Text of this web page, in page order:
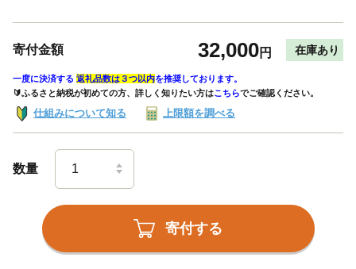
寄付金額 32,000円 在庫あり
一度に決済する 返礼品数は３つ以内を推奨しております。
🔰ふるさと納税が初めての方、詳しく知りたい方はこちらでご確認ください。
仕組みについて知る 上限額を調べる
数量
寄付する